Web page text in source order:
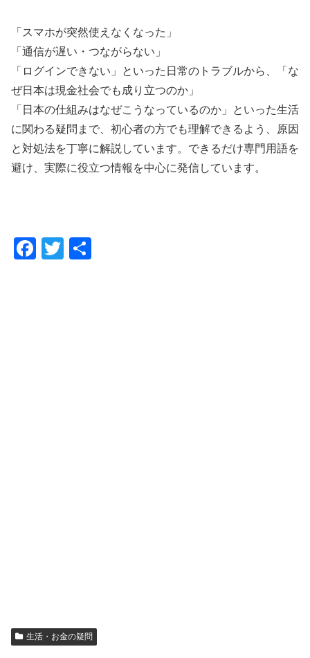
「スマホが突然使えなくなった」
「通信が遅い・つながらない」
「ログインできない」といった日常のトラブルから、「な
ぜ日本は現金社会でも成り立つのか」
「日本の仕組みはなぜこうなっているのか」といった生活
に関わる疑問まで、初心者の方でも理解できるよう、原因
と対処法を丁寧に解説しています。できるだけ専門用語を
避け、実際に役立つ情報を中心に発信しています。
F
T
生活・お金の疑問